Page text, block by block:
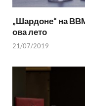
„Шардоне“ на
ова лето
21/07/2019